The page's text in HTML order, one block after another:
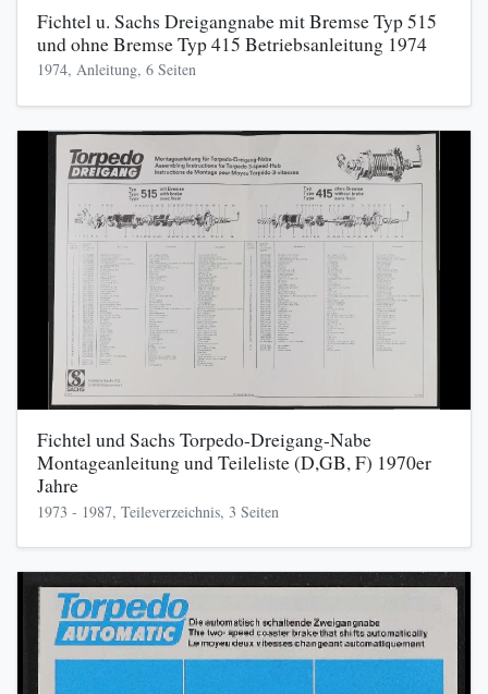
Fichtel u. Sachs Dreigangnabe mit Bremse Typ 515
und ohne Bremse Typ 415 Betriebsanleitung 1974
1974, Anleitung, 6 Seiten
Fichtel und Sachs Torpedo-Dreigang-Nabe
Montageanleitung und Teileliste (D,GB, F) 1970er
Jahre
1973 - 1987, Teileverzeichnis, 3 Seiten